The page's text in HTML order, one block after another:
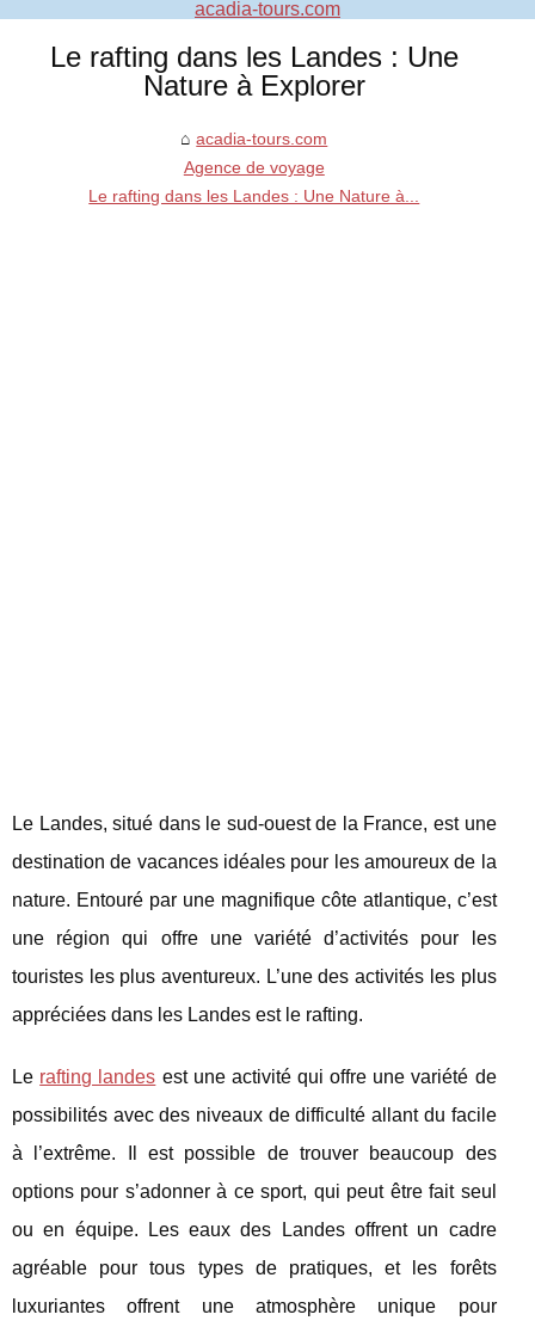
Le rafting dans les Landes : Une
Nature à Explorer
acadia-tours.com
Agence de voyage
Le rafting dans les Landes : Une Nature à...
Le Landes, situé dans le sud-ouest de la France, est une
destination de vacances idéales pour les amoureux de la
nature. Entouré par une magnifique côte atlantique, c’est
une région qui offre une variété d’activités pour les
touristes les plus aventureux. L’une des activités les plus
appréciées dans les Landes est le rafting.
Le rafting landes est une activité qui offre une variété de
possibilités avec des niveaux de difficulté allant du facile
à l’extrême. Il est possible de trouver beaucoup des
options pour s’adonner à ce sport, qui peut être fait seul
ou en équipe. Les eaux des Landes offrent un cadre
agréable pour tous types de pratiques, et les forêts
luxuriantes offrent une atmosphère unique pour
acadia-tours.com